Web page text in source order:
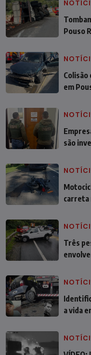
Pouso
em
são
carreta
Três
a vida